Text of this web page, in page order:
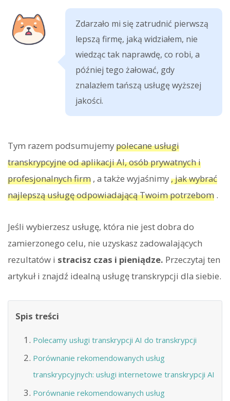
Zdarzało mi się zatrudnić pierwszą
lepszą firmę, jaką widziałem, nie
wiedząc tak naprawdę, co robi, a
później tego żałować, gdy
znalazłem tańszą usługę wyższej
jakości.
Tym razem podsumujemypolecane usługi
transkrypcyjne od aplikacji AI, osób prywatnych i
profesjonalnych firm , a także wyjaśnimy, jak wybrać
najlepszą usługę odpowiadającą Twoim potrzebom .
Jeśli wybierzesz usługę, która nie jest dobra do
zamierzonego celu, nie uzyskasz zadowalających
rezultatów i stracisz czas i pieniądze. Przeczytaj ten
artykuł i znajdź idealną usługę transkrypcji dla siebie.
Spis treści
Polecamy usługi transkrypcji AI do transkrypcji
Porównanie rekomendowanych usług
transkrypcyjnych: usługi internetowe transkrypcji AI
Porównanie rekomendowanych usług